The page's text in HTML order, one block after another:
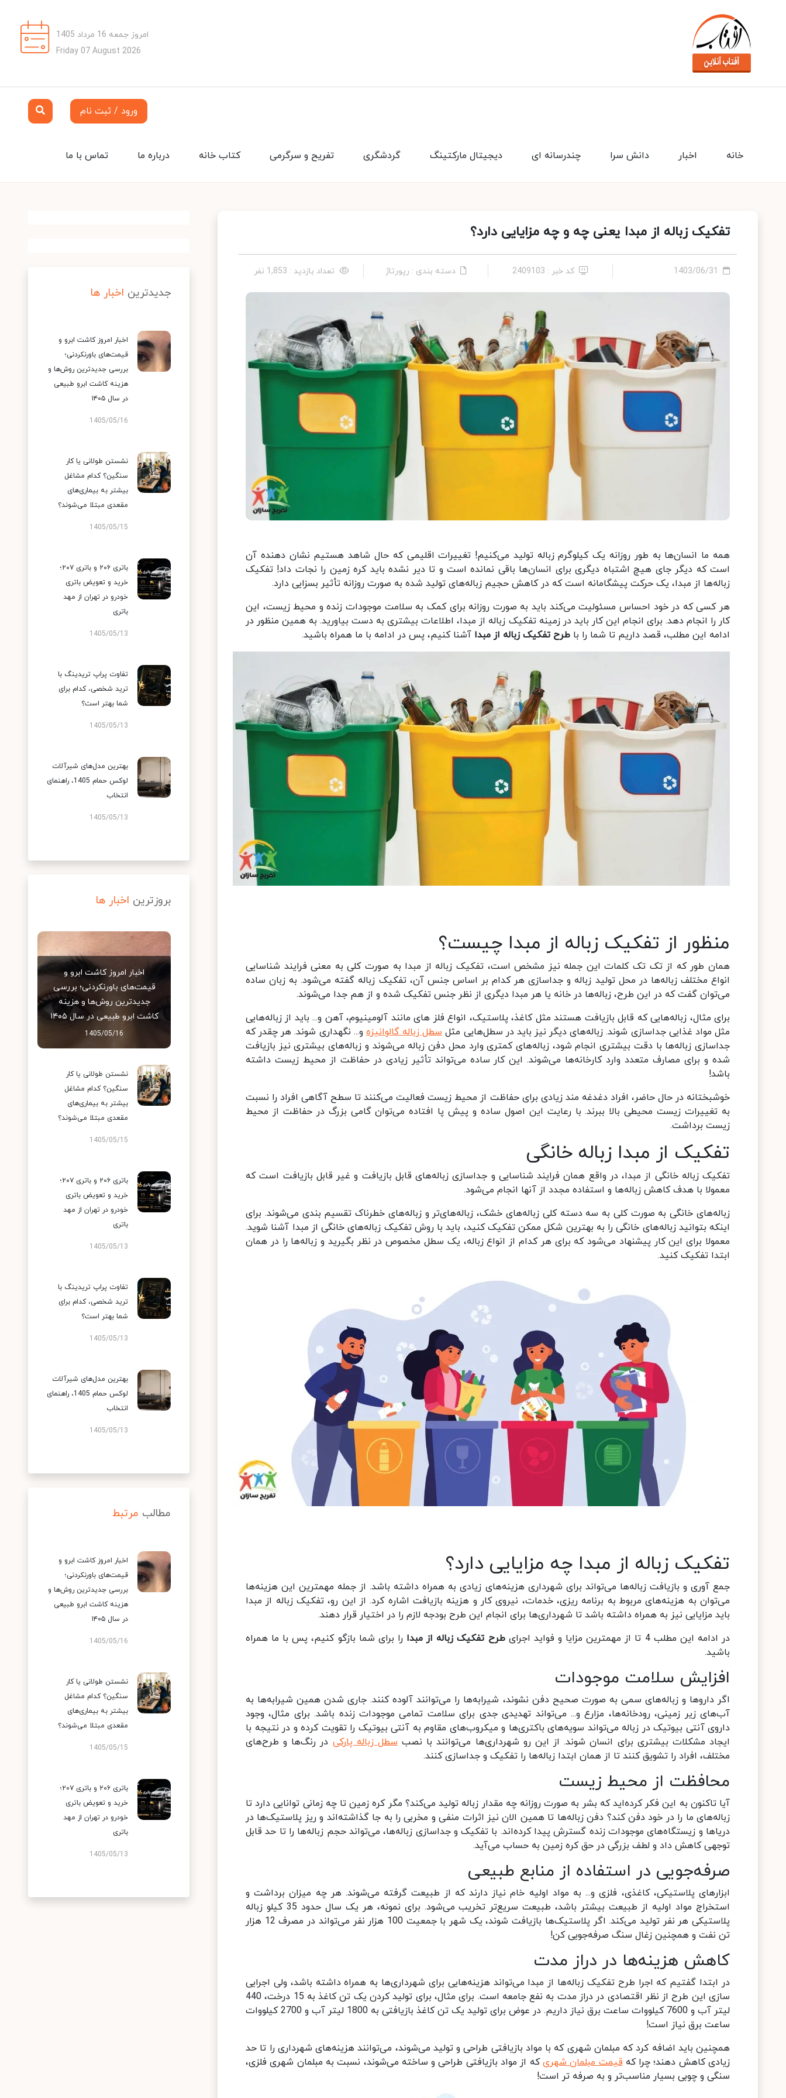
امروز جمعه 16 مرداد 1405
Friday 07 August 2026
ورود / ثبت نام
تماس با ما درباره ما کتاب خانه تفریح و سرگرمی گردشگری دیجیتال مارکتینگ چندرسانه ای دانش سرا اخبار خانه
تفکیک زباله از مبدا یعنی چه و چه مزایایی دارد؟
1403/06/31 کد خبر : 2409103 دسته بندی : رپورتاژ تعداد بازدید : 1,853 نفر
همه ما انسان‌ها به طور روزانه یک کیلوگرم زباله تولید می‌کنیم! تغییرات اقلیمی که حال شاهد هستیم نشان دهنده آن
است که دیگر جای هیچ اشتباه دیگری برای انسان‌ها باقی نمانده است و تا دیر نشده باید کره زمین را نجات داد! تفکیک
زباله‌ها از مبدا، یک حرکت پیشگامانه است که در کاهش حجیم زباله‌های تولید شده به صورت روزانه تأثیر بسزایی دارد.
هر کسی که در خود احساس مسئولیت می‌کند باید به صورت روزانه برای کمک به سلامت موجودات زنده و محیط زیست، این
کار را انجام دهد. برای انجام این کار باید در زمینه تفکیک زباله از مبدا، اطلاعات بیشتری به دست بیاورید. به همین منظور در
ادامه این مطلب، قصد داریم تا شما را با طرح تفکیک زباله از مبدا آشنا کنیم، پس در ادامه با ما همراه باشید.
منظور از تفکیک زباله از مبدا چیست؟
همان طور که از تک تک کلمات این جمله نیز مشخص است، تفکیک زباله از مبدا به صورت کلی به معنی فرایند شناسایی
انواع مختلف زباله‌ها در محل تولید زباله و جداسازی هر کدام بر اساس جنس آن، تفکیک زباله گفته می‌شود. به زبان ساده
می‌توان گفت که در این طرح، زباله‌ها در خانه یا هر مبدا دیگری از نظر جنس تفکیک شده و از هم جدا می‌شوند.
برای مثال، زباله‌هایی که قابل بازیافت هستند مثل کاغذ، پلاستیک، انواع فلز های مانند آلومینیوم، آهن و... باید از زباله‌هایی
مثل مواد غذایی جداسازی شوند. زباله‌های دیگر نیز باید در سطل‌هایی مثلسطل زباله گالوانیزه و... نگهداری شوند. هر چقدر که
جداسازی زباله‌ها با دقت بیشتری انجام شود، زباله‌های کمتری وارد محل دفن زباله می‌شوند و زباله‌های بیشتری نیز بازیافت
شده و برای مصارف متعدد وارد کارخانه‌ها می‌شوند. این کار ساده می‌تواند تأثیر زیادی در حفاظت از محیط زیست داشته
باشد!
خوشبختانه در حال حاضر، افراد دغدغه مند زیادی برای حفاظت از محیط زیست فعالیت می‌کنند تا سطح آگاهی افراد را نسبت
به تغییرات زیست محیطی بالا ببرند. با رعایت این اصول ساده و پیش پا افتاده می‌توان گامی بزرگ در حفاظت از محیط
زیست برداشت.
تفکیک از مبدا زباله خانگی
تفکیک زباله خانگی از مبدا، در واقع همان فرایند شناسایی و جداسازی زباله‌های قابل بازیافت و غیر قابل بازیافت است که
معمولا با هدف کاهش زباله‌ها و استفاده مجدد از آنها انجام می‌شود.
زباله‌های خانگی به صورت کلی به سه دسته کلی زباله‌های خشک، زباله‌های‌تر و زباله‌های خطرناک تقسیم بندی می‌شوند. برای
اینکه بتوانید زباله‌های خانگی را به بهترین شکل ممکن تفکیک کنید، باید با روش تفکیک زباله‌های خانگی از مبدا آشنا شوید.
معمولا برای این کار پیشنهاد می‌شود که برای هر کدام از انواع زباله، یک سطل مخصوص در نظر بگیرید و زباله‌ها را در همان
ابتدا تفکیک کنید.
تفکیک زباله از مبدا چه مزایایی دارد؟
جمع آوری و بازیافت زباله‌ها می‌تواند برای شهرداری هزینه‌های زیادی به همراه داشته باشد. از جمله مهمترین این هزینه‌ها
می‌توان به هزینه‌های مربوط به برنامه ریزی، خدمات، نیروی کار و هزینه بازیافت اشاره کرد. از این رو، تفکیک زباله از مبدا
باید مزایایی نیز به همراه داشته باشد تا شهرداری‌ها برای انجام این طرح بودجه لازم را در اختیار قرار دهند.
در ادامه این مطلب 4 تا از مهمترین مزایا و فواید اجرای
طرح تفکیک زباله از مبدا را برای شما بازگو کنیم، پس با ما همراه
باشید.
افزایش سلامت موجودات
اگر داروها و زباله‌های سمی به صورت صحیح دفن نشوند، شیرابه‌ها را می‌توانند آلوده کنند. جاری شدن همین شیرابه‌ها به
آب‌های زیر زمینی، رودخانه‌ها، مزارع و... می‌تواند تهدیدی جدی برای سلامت تمامی موجودات زنده باشد. برای مثال، وجود
داروی آنتی بیوتیک در زباله می‌تواند سویه‌های باکتری‌ها و میکروب‌های مقاوم به آنتی بیوتیک را تقویت کرده و در نتیجه با
ایجاد مشکلات بیشتری برای انسان شوند. از این رو شهرداری‌ها می‌توانند با نصبسطل زباله پارکی در رنگ‌ها و طرح‌های
مختلف، افراد را تشویق کنند تا از همان ابتدا زباله‌ها را تفکیک و جداسازی کنند.
محافظت از محیط زیست
آیا تاکنون به این فکر کرده‌اید که بشر به صورت روزانه چه مقدار زباله تولید می‌کند؟ مگر کره زمین تا چه زمانی توانایی دارد تا
زباله‌های ما را در خود دفن کند؟ دفن زباله‌ها تا همین الان نیز اثرات منفی و مخربی را به جا گذاشته‌اند و ریز پلاستیک‌ها در
دریاها و زیستگاه‌های موجودات زنده گسترش پیدا کرده‌اند. با تفکیک و جداسازی زباله‌ها، می‌تواند حجم زباله‌ها را تا حد قابل
توجهی کاهش داد و لطف بزرگی در حق کره زمین به حساب می‌آید.
صرفه‌جویی در استفاده از منابع طبیعی
ابزارهای پلاستیکی، کاغذی، فلزی و... به مواد اولیه خام نیاز دارند که از طبیعت گرفته می‌شوند. هر چه میزان برداشت و
استخراج مواد اولیه از طبیعت بیشتر باشد، طبیعت سریع‌تر تخریب می‌شود. برای نمونه، هر یک سال حدود 35 کیلو زباله
پلاستیکی هر نفر تولید می‌کند. اگر پلاستیک‌ها بازیافت شوند، یک شهر با جمعیت 100 هزار نفر می‌تواند در مصرف 12 هزار
تن نفت و همچنین زغال سنگ صرفه‌جویی کن!
کاهش هزینه‌ها در دراز مدت
در ابتدا گفتیم که اجرا طرح تفکیک زباله‌ها از مبدا می‌تواند هزینه‌هایی برای شهرداری‌ها به همراه داشته باشد، ولی اجرایی
سازی این طرح از نظر اقتصادی در دراز مدت به نفع جامعه است. برای مثال، برای تولید کردن یک تن کاغذ به 15 درخت، 440
لیتر آب و 7600 کیلووات ساعت برق نیاز داریم. در عوض برای تولید یک تن کاغذ بازیافتی به 1800 لیتر آب و 2700 کیلووات
ساعت برق نیاز است!
همچنین باید اضافه کرد که مبلمان شهری که با مواد بازیافتی طراحی و تولید می‌شوند، می‌توانند هزینه‌های شهرداری را تا حد
زیادی کاهش دهند؛ چرا کهقیمت مبلمان شهریکه از مواد بازیافتی طراحی و ساخته می‌شوند، نسبت به مبلمان شهری فلزی،
سنگی و چوبی بسیار مناسب‌تر و به صرفه تر است!
جدیدترین اخبار ها
اخبار امروز کاشت ابرو و
قیمت‌های باورنکردنی؛
بررسی جدیدترین روش‌ها و
هزینه کاشت ابرو طبیعی
در سال ۱۴۰۵
1405/05/16
نشستن طولانی یا کار
سنگین؟ کدام مشاغل
بیشتر به بیماری‌های
مقعدی مبتلا می‌شوند؟
1405/05/15
باتری ۲۰۶ و باتری ۲۰۷؛
خرید و تعویض باتری
خودرو در تهران از مهد
باتری
1405/05/13
تفاوت پراپ تریدینگ با
ترید شخصی، کدام برای
شما بهتر است؟
1405/05/13
بهترین مدل‌های شیرآلات
لوکس حمام 1405، راهنمای
انتخاب
1405/05/13
بروزترین اخبار ها
اخبار امروز کاشت ابرو و
قیمت‌های باورنکردنی؛ بررسی
جدیدترین روش‌ها و هزینه
کاشت ابرو طبیعی در سال ۱۴۰۵
1405/05/16
نشستن طولانی یا کار
سنگین؟ کدام مشاغل
بیشتر به بیماری‌های
مقعدی مبتلا می‌شوند؟
1405/05/15
باتری ۲۰۶ و باتری ۲۰۷؛
خرید و تعویض باتری
خودرو در تهران از مهد
باتری
1405/05/13
تفاوت پراپ تریدینگ با
ترید شخصی، کدام برای
شما بهتر است؟
1405/05/13
بهترین مدل‌های شیرآلات
لوکس حمام 1405، راهنمای
انتخاب
1405/05/13
مطالب مرتبط
اخبار امروز کاشت ابرو و
قیمت‌های باورنکردنی؛
بررسی جدیدترین روش‌ها و
هزینه کاشت ابرو طبیعی
در سال ۱۴۰۵
1405/05/16
نشستن طولانی یا کار
سنگین؟ کدام مشاغل
بیشتر به بیماری‌های
مقعدی مبتلا می‌شوند؟
1405/05/15
باتری ۲۰۶ و باتری ۲۰۷؛
خرید و تعویض باتری
خودرو در تهران از مهد
باتری
1405/05/13